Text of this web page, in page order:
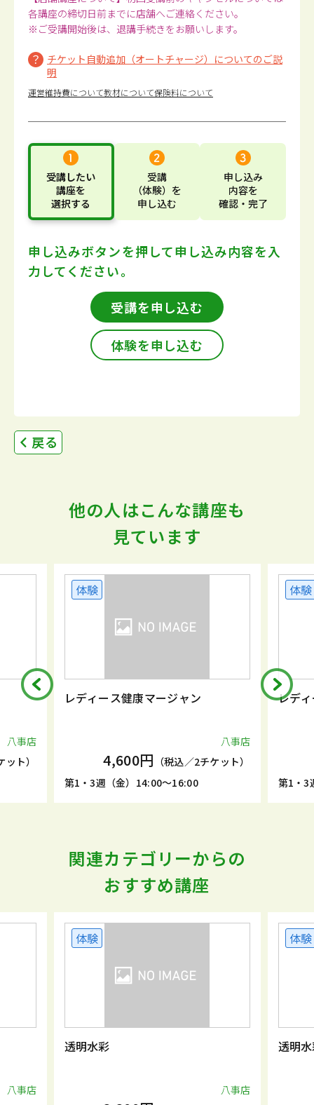
各講座の締切日前までに店舗へご連絡ください。
※ご受講開始後は、退講手続きをお願いします。
チケット自動追加（オートチャージ）についてのご説
明
運営維持費について教材について保険料について
受講したい
講座を
選択する
受講
（体験） を
申し込む
申し込み
内容を
確認・完了
申し込みボタンを押して申し込み内容を入
力してください。
受講を申し込む
体験を申し込む
戻る
他の人はこんな講座も
見ています
八事店
ト）
体験
レディース健康マージャン
八事店
4,600円 （税込／2チケット）
第1・3週（金）14:00～16:00
体験
レデ
第1・3
関連カテゴリーからの
おすすめ講座
八事店
体験
透明水彩
八事店
体験
透明